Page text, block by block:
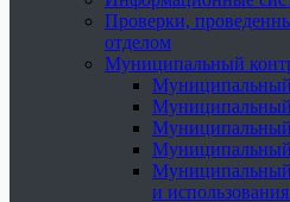
Проверки,
отделом
Муниципальный
Муниципальный
Муниципальный
Муниципальный
Муниципальный
и